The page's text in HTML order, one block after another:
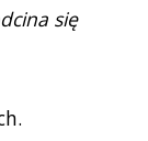
się